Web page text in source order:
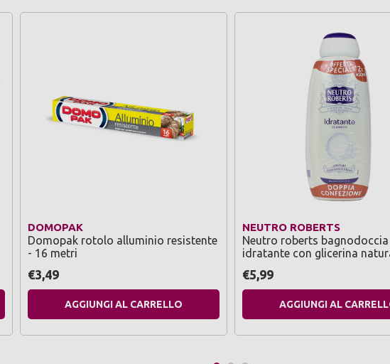
DOMOPAK
Domopak rotolo alluminio resistente
- 16 metri
€3,49
AGGIUNGI AL CARRELLO
NEUTRO ROBERTS
Neutro roberts bagnodoccia
idratante con glicerina
€5,99
AGGIUNGI AL